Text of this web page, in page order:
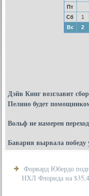
Пт
Сб
1
Вс
2
Дэйв Кинг возглавит
Пелино будет
Вольф не намерен
Бавария вырвала победу
Форвард Юбердо
НХЛ Флорида на